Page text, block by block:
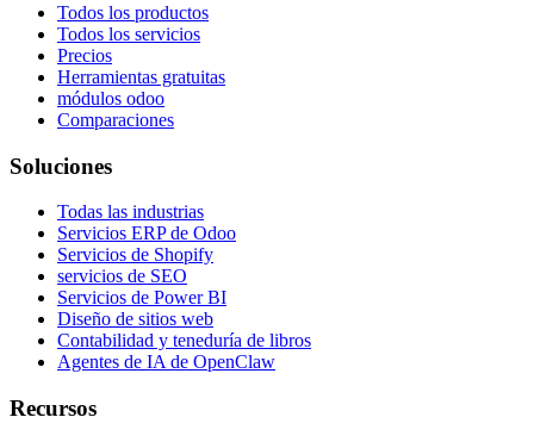
Todos los productos
Todos los servicios
Precios
Herramientas gratuitas
módulos odoo
Comparaciones
Soluciones
Todas las industrias
Servicios ERP de Odoo
Servicios de Shopify
servicios de SEO
Servicios de Power BI
Diseño de sitios web
Contabilidad y teneduría de libros
Agentes de IA de OpenClaw
Recursos